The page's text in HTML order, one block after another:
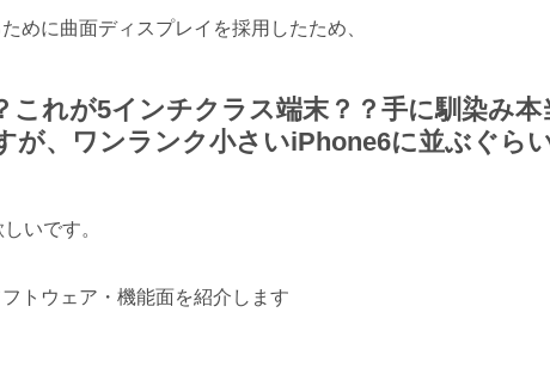
めに曲面ディスプレイを採用したため、
れが5インチクラス端末？？手に馴染み
が、ワンランク小さいiPhone6に並ぶぐら
いです。
トウェア・機能面を紹介します